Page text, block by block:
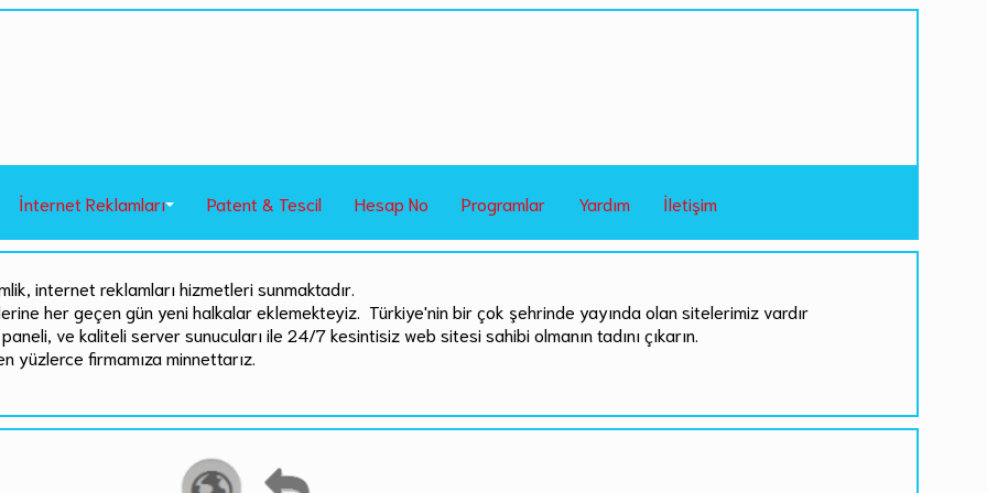
İnternet Reklamları Patent & Tescil Hesap No Programlar Yardım İletişim
internet reklamları hizmetleri sunmaktadır.
her geçen gün yeni halkalar eklemekteyiz. Türkiye'nin bir çok şehrinde yayında olan sitelerimiz vardır
ve kaliteli server sunucuları ile 24/7 kesintisiz web sitesi sahibi olmanın tadını çıkarın.
yüzlerce firmamıza minnettarız.